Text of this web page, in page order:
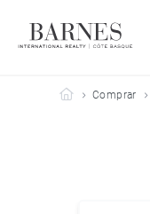
Barnes Côte
Comprar